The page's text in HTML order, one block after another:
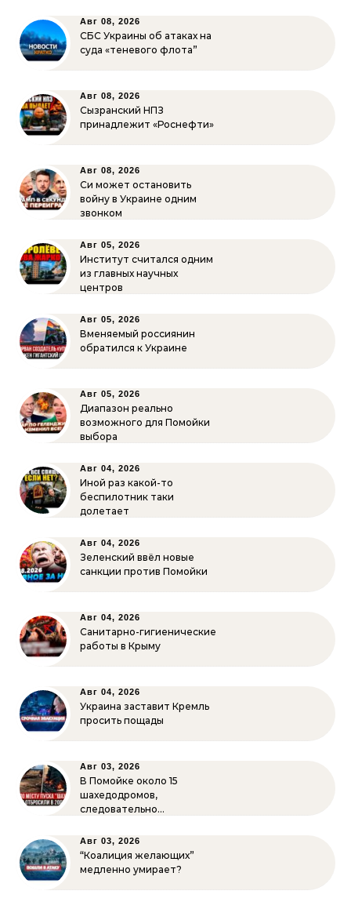
Авг 08, 2026
СБС Украины об атаках на
суда «теневого флота”
Авг 08, 2026
Сызранский НПЗ
принадлежит «Роснефти»
Авг 08, 2026
Си может остановить
войну в Украине одним
звонком
Авг 05, 2026
Институт считался одним
из главных научных
центров
Авг 05, 2026
Вменяемый россиянин
обратился к Украине
Авг 05, 2026
Диапазон реально
возможного для Помойки
выбора
Авг 04, 2026
Иной раз какой-то
беспилотник таки
долетает
Авг 04, 2026
Зеленский ввёл новые
санкции против Помойки
Авг 04, 2026
Санитарно-гигиенические
работы в Крыму
Авг 04, 2026
Украина заставит Кремль
просить пощады
Авг 03, 2026
В Помойке около 15
шахедодромов,
следовательно…
Авг 03, 2026
“Коалиция желающих”
медленно умирает?